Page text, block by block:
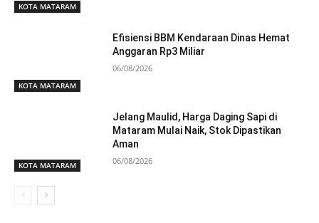
KOTA MATARAM
KOTA MATARAM
Efisiensi BBM Kendaraan Dinas Hemat
Anggaran Rp3 Miliar
06/08/2026
KOTA MATARAM
Jelang Maulid, Harga Daging Sapi di
Mataram Mulai Naik, Stok Dipastikan
Aman
06/08/2026